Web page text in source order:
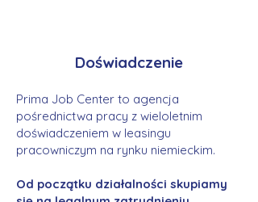
Doświadczenie
Prima Job Center to agencja
pośrednictwa pracy z wieloletnim
doświadczeniem w leasingu
pracowniczym na rynku niemieckim.
Od początku działalności skupiamy